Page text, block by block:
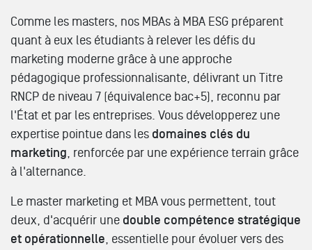
Comme les masters, nos MBAs à MBA ESG préparent
quant à eux les étudiants à relever les défis du
marketing moderne grâce à une approche
pédagogique professionnalisante, délivrant un Titre
RNCP de niveau 7 (équivalence bac+5), reconnu par
l'État et par les entreprises. Vous développerez une
expertise pointue dans les domaines clés du
marketing, renforcée par une expérience terrain grâce
à l'alternance.
Le master marketing et MBA vous permettent, tout
deux, d'acquérir une double compétence stratégique
et opérationnelle, essentielle pour évoluer vers des